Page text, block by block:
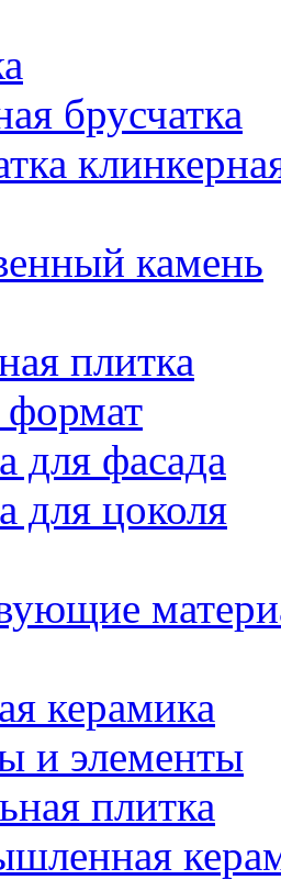
брусчатка
камень
плитка
для фасада
для цоколя
керамика
и элементы
плитка